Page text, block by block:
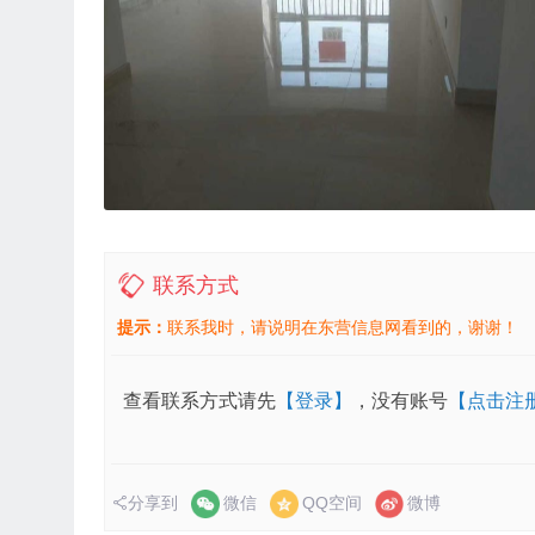
联系方式
提示： 联系我时，请说明在东营信息网看到的，谢谢！
查看联系方式请先 【登录】 ，没有账号 【点击注
分享到 微信 QQ空间 微博